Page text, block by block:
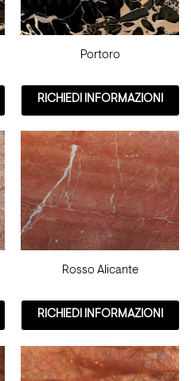
Portoro
RICHIEDI INFORMAZIONI
Rosso Alicante
RICHIEDI INFORMAZIONI